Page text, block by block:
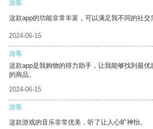
游客
这款app的功能非常丰富，可以满足我不同的社交
2024-06-15
游客
这款app是我购物的得力助手，让我能够找到最
的商品。
2024-06-15
游客
这款游戏的音乐非常优美，听了让人心旷神怡。